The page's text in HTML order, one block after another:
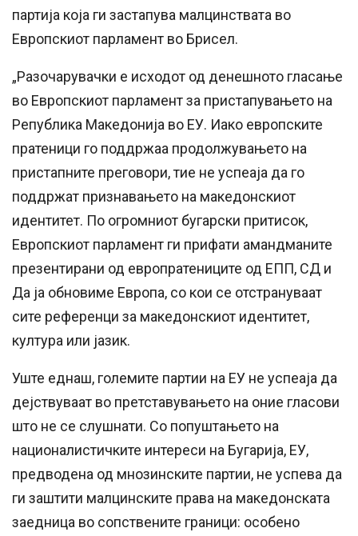
партија која ги застапува малцинствата во
Европскиот парламент во Брисел.
„Разочарувачки е исходот од денешното гласање
во Европскиот парламент за пристапувањето на
Република Македонија во ЕУ. Иако европските
пратеници го поддржаа продолжувањето на
пристапните преговори, тие не успеаја да го
поддржат признавањето на македонскиот
идентитет. По огромниот бугарски притисок,
Европскиот парламент ги прифати амандманите
презентирани од европратениците од ЕПП, СД и
Да ја обновиме Европа, со кои се отстрануваат
сите референци за македонскиот идентитет,
култура или јазик.
Уште еднаш, големите партии на ЕУ не успеаја да
дејствуваат во претставувањето на оние гласови
што не се слушнати. Со попуштањето на
националистичките интереси на Бугарија, ЕУ,
предводена од мнозинските партии, не успева да
ги заштити малцинските права на македонската
заедница во сопствените граници: особено